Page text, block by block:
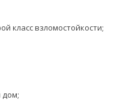
класс взломостойкости;
дом;